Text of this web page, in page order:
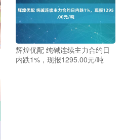
辉煌优配 纯碱连续主力合约日
内跌1%，现报1295.00元/吨